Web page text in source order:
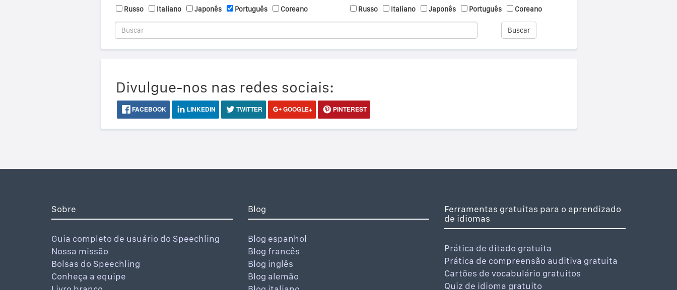
Russo
Italiano Japonês Português Coreano
Russo
Italiano Japonês Português Coreano
Buscar
Divulgue-nos nas redes sociais:
FACEBOOK LINKEDIN TWITTER GOOGLE+ PINTEREST
Sobre
Guia completo de usuário do Speechling
Nossa missão
Bolsas do Speechling
Conheça a equipe
Blog
Blog espanhol
Blog francês
Blog inglês
Blog alemão
Ferramentas gratuitas para o aprendizado
de idiomas
Prática de ditado gratuita
Prática de compreensão auditiva gratuita
Cartões de vocabulário gratuitos
Quiz de idioma gratuito